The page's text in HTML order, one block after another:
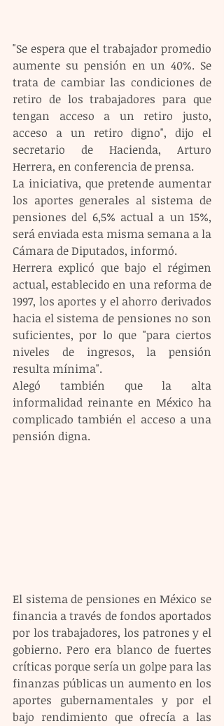
"Se espera que el trabajador promedio
aumente su pensión en un 40%. Se
trata de cambiar las condiciones de
retiro de los trabajadores para que
tengan acceso a un retiro justo,
acceso a un retiro digno", dijo el
secretario de Hacienda, Arturo
Herrera, en conferencia de prensa.
La iniciativa, que pretende aumentar
los aportes generales al sistema de
pensiones del 6,5% actual a un 15%,
será enviada esta misma semana a la
Cámara de Diputados, informó.
Herrera explicó que bajo el régimen
actual, establecido en una reforma de
1997, los aportes y el ahorro derivados
hacia el sistema de pensiones no son
suficientes, por lo que "para ciertos
niveles de ingresos, la pensión
resulta mínima".
Alegó también que la alta
informalidad reinante en México ha
complicado también el acceso a una
pensión digna.
El sistema de pensiones en México se
financia a través de fondos aportados
por los trabajadores, los patrones y el
gobierno. Pero era blanco de fuertes
críticas porque sería un golpe para las
finanzas públicas un aumento en los
aportes gubernamentales y por el
bajo rendimiento que ofrecía a las